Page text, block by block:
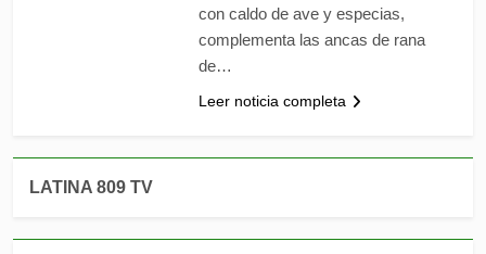
con caldo de ave y especias,
complementa las ancas de rana
de…
Leer noticia completa
LATINA 809 TV